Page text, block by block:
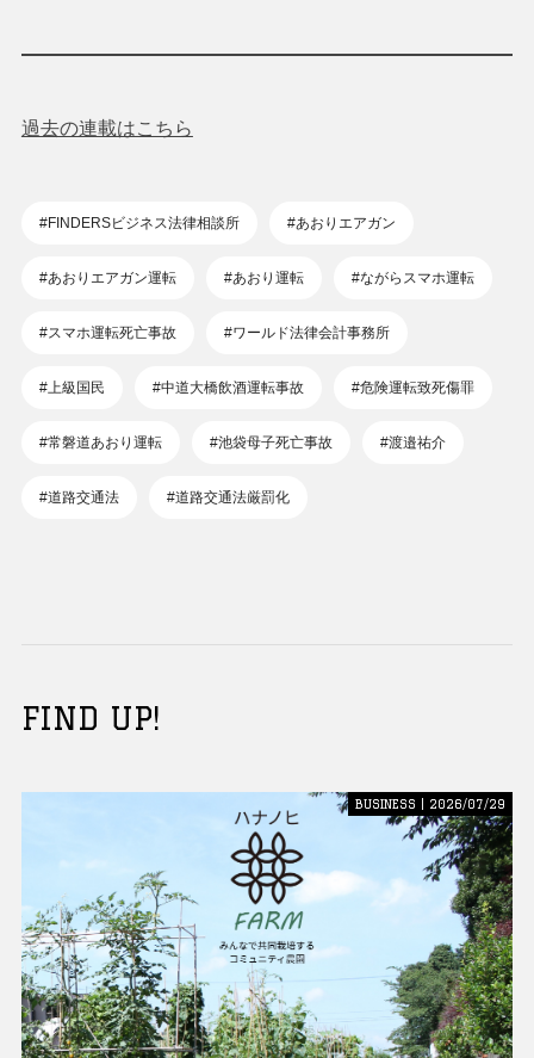
過去の連載はこちら
#FINDERSビジネス法律相談所 #あおりエアガン
#あおりエアガン運転 #あおり運転 #ながらスマホ運転
#スマホ運転死亡事故 #ワールド法律会計事務所
#上級国民 #中道大橋飲酒運転事故 #危険運転致死傷罪
#常磐道あおり運転 #池袋母子死亡事故 #渡邉祐介
#道路交通法 #道路交通法厳罰化
FIND UP!
BUSINESS | 2026/07/29